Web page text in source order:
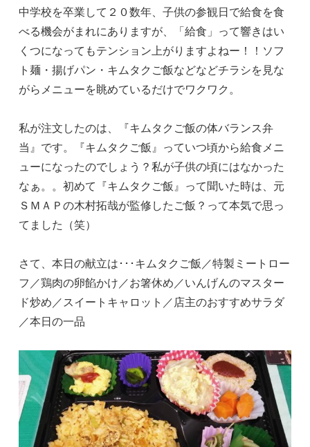
中学校を卒業して２０数年、子供の参観日で給食を食
べる機会がまれにありますが、「給食」って響きはい
くつになってもテンション上がりますよねー！！ソフ
ト麺・揚げパン・キムタクご飯などなどチラシを見な
がらメニューを眺めているだけでワクワク。
私が注文したのは、『キムタクご飯の体バランス弁
当』です。『キムタクご飯』っていつ頃から給食メニ
ューになったのでしょう？私が子供の頃にはなかった
なぁ。。初めて『キムタクご飯』って聞いた時は、元
ＳＭＡＰの木村拓哉が監修したご飯？って本気で思っ
てました（笑）
さて、本日の献立は･･･キムタクご飯／特製ミートロー
フ／鶏肉の卵餡かけ／お箸休め／いんげんのマスター
ド炒め／スイートキャロット／店主のおすすめサラダ
／本日の一品